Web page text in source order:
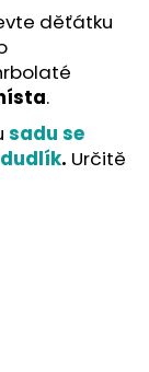
děťátku
.
sadu se
. Určitě